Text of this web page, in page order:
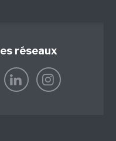
réseaux